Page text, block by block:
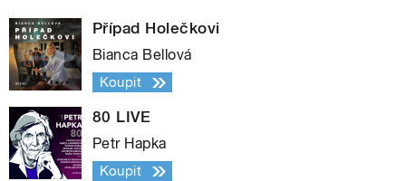
Případ Holečkovi
Bianca Bellová
Koupit
80 LIVE
Petr Hapka
Koupit